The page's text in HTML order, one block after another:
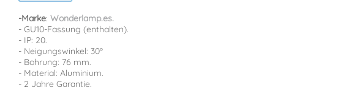
-Marke: Wonderlamp.es.
- GU10-Fassung (enthalten).
- IP: 20.
- Neigungswinkel: 30º
- Bohrung: 76 mm.
- Material: Aluminium.
- 2 Jahre Garantie.